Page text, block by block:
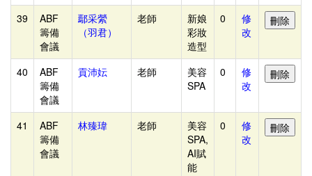
-
-
39
ABF
籌備
會議
鄢采縈
（羽君）
老師
新娘
彩妝
造型
0
修
改
40
ABF
籌備
會議
貢沛妘 老師
美容
SPA
0
修
改
41
ABF
籌備
會議
林臻瑋 老師
美容
SPA,
AI賦
能
0
修
改